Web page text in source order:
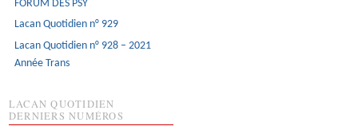
FORUM DES PSY
Lacan Quotidien n° 929
Lacan Quotidien n° 928 – 2021
Année Trans
LACAN QUOTIDIEN
DERNIERS NUMÉROS